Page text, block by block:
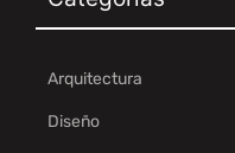
Arquitectura
Diseño